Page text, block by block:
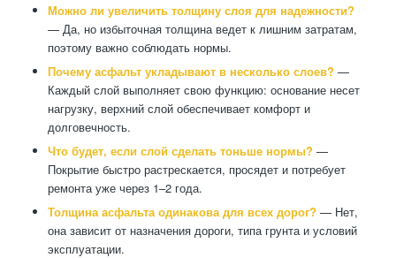
Можно ли увеличить толщину слоя для надежности?
— Да, но избыточная толщина ведет к лишним затратам,
поэтому важно соблюдать нормы.
Почему асфальт укладывают в несколько слоев? —
Каждый слой выполняет свою функцию: основание несет
нагрузку, верхний слой обеспечивает комфорт и
долговечность.
Что будет, если слой сделать тоньше нормы? —
Покрытие быстро растрескается, просядет и потребует
ремонта уже через 1–2 года.
Толщина асфальта одинакова для всех дорог? — Нет,
она зависит от назначения дороги, типа грунта и условий
эксплуатации.